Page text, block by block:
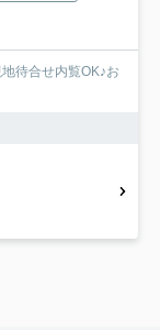
待合せ内覧OK♪お